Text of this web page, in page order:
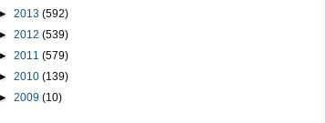
► 2013 (592)
► 2012 (539)
► 2011 (579)
► 2010 (139)
► 2009 (10)